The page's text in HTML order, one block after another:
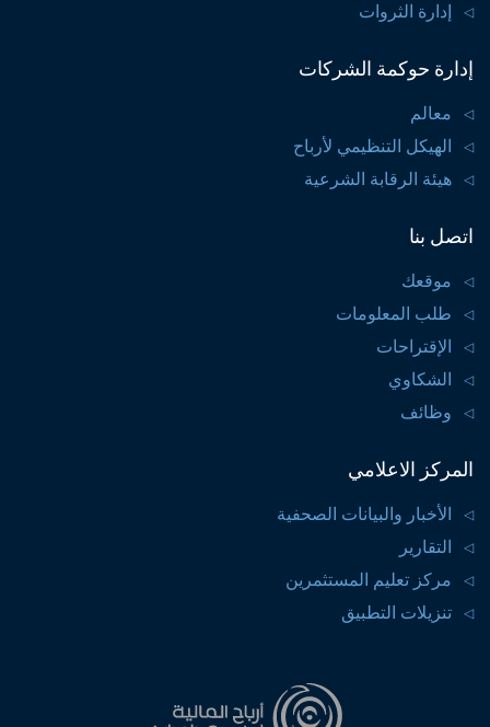
إدارة الثروات
إدارة حوكمة الشركات
معالم
الهيكل التنظيمي لأرباح
هيئة الرقابة الشرعية
اتصل بنا
موقعك
طلب المعلومات
الإقتراحات
الشكاوي
وظائف
المركز الاعلامي
الأخبار والبيانات الصحفية
التقارير
مركز تعليم المستثمرين
تنزيلات التطبيق